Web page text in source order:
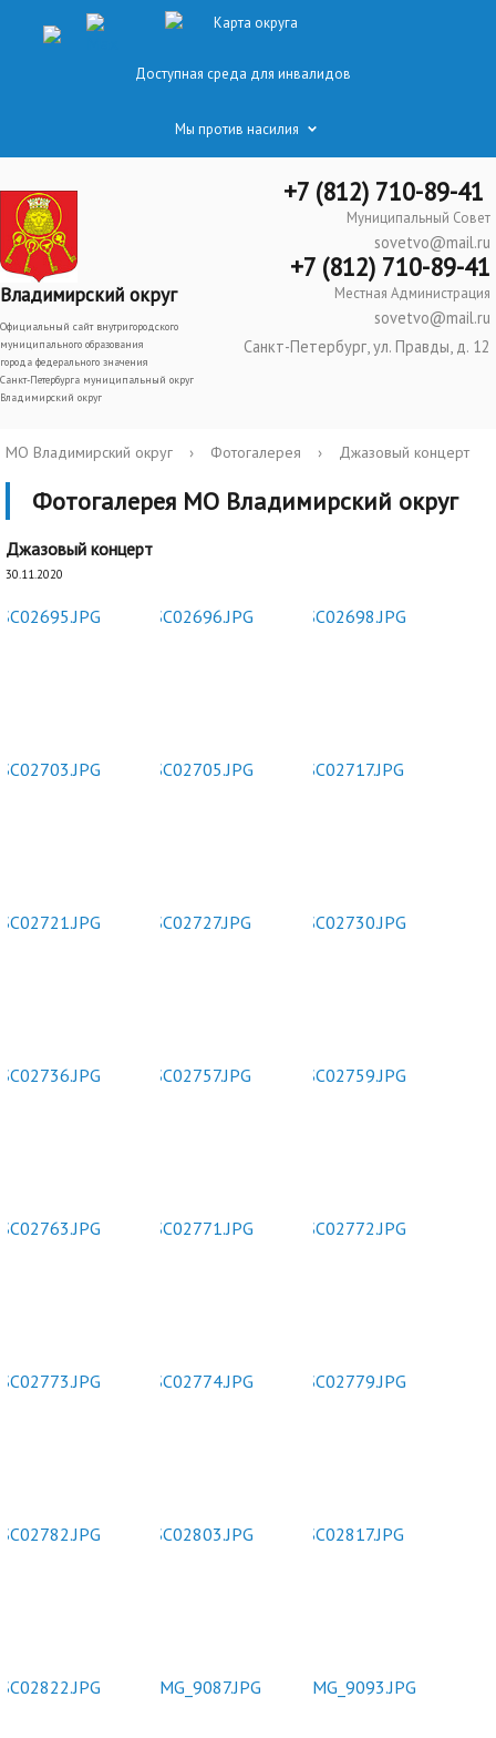
Карта округа
Доступная среда для инвалидов
Мы против насилия
Владимирский округ
Официальный сайт внутригородского
муниципального образования
города федерального значения
Санкт-Петербурга муниципальный округ
Владимирский округ
+7 (812) 710-89-41
Муниципальный Совет
sovetvo@mail.ru
+7 (812) 710-89-41
Местная Администрация
sovetvo@mail.ru
Санкт-Петербург, ул. Правды, д. 12
МО Владимирский округ › Фотогалерея › Джазовый концерт
Фотогалерея МО Владимирский округ
Джазовый концерт
30.11.2020